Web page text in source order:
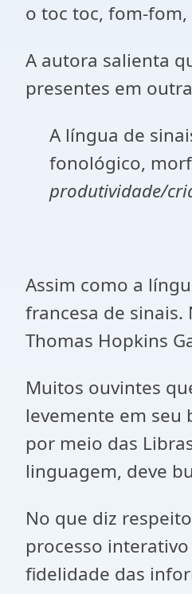
o toc toc, fom-
A autora salienta
presentes em
A língua de
fonológico,
produtividade/
Assim como a
francesa de
Thomas Hopkins
Muitos ouvintes
levemente em seu
por meio das
linguagem, deve
No que diz
processo
fidelidade das